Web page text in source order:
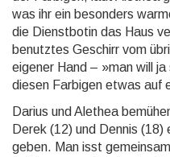
was ihr ein besonders
die Dienst­botin das Haus
benutztes Geschirr vom
eigener Hand – »man will
diesen Farbi­gen etwas auf
Darius und Alethea
Derek (12) und Dennis
geben. Man isst